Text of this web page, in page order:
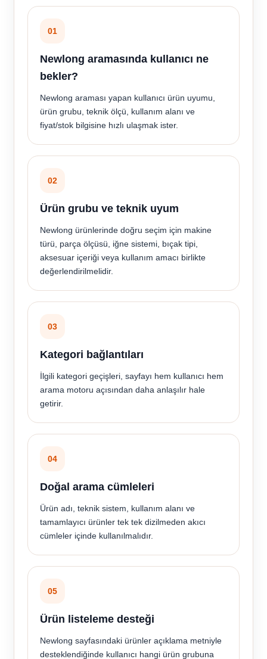
01
Newlong aramasında kullanıcı ne
bekler?
Newlong araması yapan kullanıcı ürün uyumu,
ürün grubu, teknik ölçü, kullanım alanı ve
fiyat/stok bilgisine hızlı ulaşmak ister.
02
Ürün grubu ve teknik uyum
Newlong ürünlerinde doğru seçim için makine
türü, parça ölçüsü, iğne sistemi, bıçak tipi,
aksesuar içeriği veya kullanım amacı birlikte
değerlendirilmelidir.
03
Kategori bağlantıları
İlgili kategori geçişleri, sayfayı hem kullanıcı hem
arama motoru açısından daha anlaşılır hale
getirir.
04
Doğal arama cümleleri
Ürün adı, teknik sistem, kullanım alanı ve
tamamlayıcı ürünler tek tek dizilmeden akıcı
cümleler içinde kullanılmalıdır.
05
Ürün listeleme desteği
Newlong sayfasındaki ürünler açıklama metniyle
desteklendiğinde kullanıcı hangi ürün grubuna